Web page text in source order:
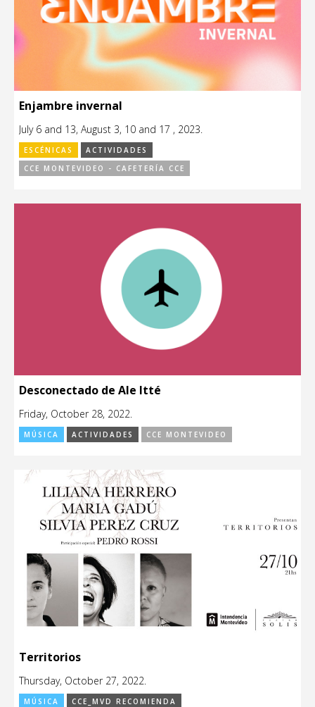
Enjambre invernal
July 6 and 13, August 3, 10 and 17 , 2023.
ESCÉNICAS
ACTIVIDADES
CCE MONTEVIDEO - CAFETERÍA CCE
Desconectado de Ale Itté
Friday, October 28, 2022.
MÚSICA ACTIVIDADES CCE MONTEVIDEO
Territorios
Thursday, October 27, 2022.
MÚSICA
CCE_MVD RECOMIENDA